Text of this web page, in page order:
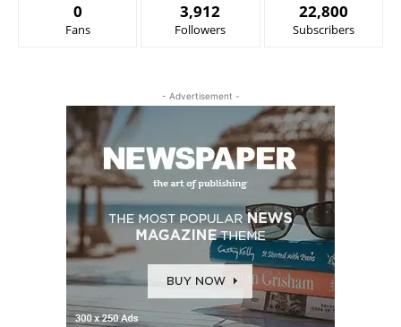
0
Fans
3,912
Followers
22,800
Subscribers
- Advertisement -